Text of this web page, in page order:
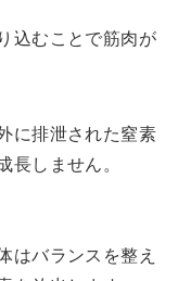
込むことで筋肉が
に排泄された窒素
しません。
はバランスを整え